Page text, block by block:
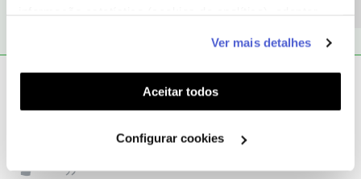
funcionalidades (cookies de personalização e
funcionalidade) e adaptar anúncios aos seus interesses
(cookies de publicidade personalizada). Pode gerir a
utilização dos cookies clicando em "Configurar
Ver mais detalhes
Aceitar todos
Configurar cookies
Eu vou ter uma fatura de 177,11€ para o mês que vem as atuais